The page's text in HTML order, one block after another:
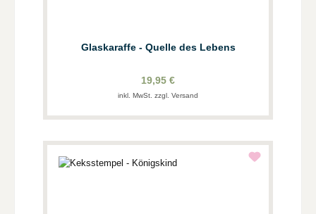
Glaskaraffe - Quelle des Lebens
19,95 €
inkl. MwSt. zzgl. Versand